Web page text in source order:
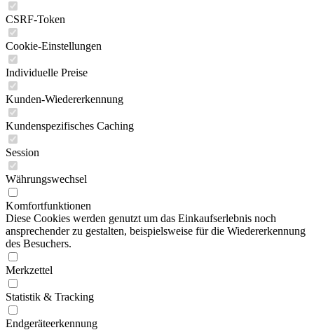
CSRF-Token
Cookie-Einstellungen
Individuelle Preise
Kunden-Wiedererkennung
Kundenspezifisches Caching
Session
Währungswechsel
Komfortfunktionen
Diese Cookies werden genutzt um das Einkaufserlebnis noch
ansprechender zu gestalten, beispielsweise für die Wiedererkennung
des Besuchers.
Merkzettel
Statistik & Tracking
Endgeräteerkennung